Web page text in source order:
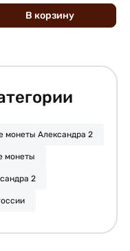
В корзину
монеты Александра 2
монеты
2